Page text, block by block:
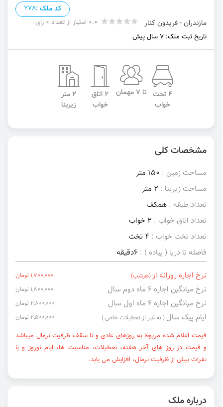
کد ملک :278
مازندران - فریدون کنار
0.0 امتیاز از تعداد 0 رای
تاریخ ثبت ملک: 7 سال پیش
4 تخت
خواب
تا 7 مهمان
2 اتاق
خواب
2 متر
زیربنا
مشخصات کلی
مساحت زمین : 150 متر
مساحت زیربنا : 2 متر
تعداد طبقه : همکف
تعداد اتاق خواب : 2 خواب
تعداد تخت خواب : 4 تخت
فاصله تا دریا ( پیاده ) : 6دقیقه
نرخ اجاره روزانه از (هرشب) 1,700,000 تومان
نرخ میانگین اجاره ۶ ماه دوم سال 1,800,000 تومان
نرخ میانگین اجاره ۶ ماه اول سال 2,800,000 تومان
ایام پیک سال ( به غیر از تعطیلات خاص ) 2,500,000 تومان
قیمت اعلام شده مربوط به روزهای عادی و تا سقف ظرفیت نرمال میباشد
و قیمت در روز های آخر هفته، تعطیلات، مناسبت ها، ایام نوروز و یا
نفرات بیش از ظرفیت نرمال، افزایش می یابد.
درباره ملک